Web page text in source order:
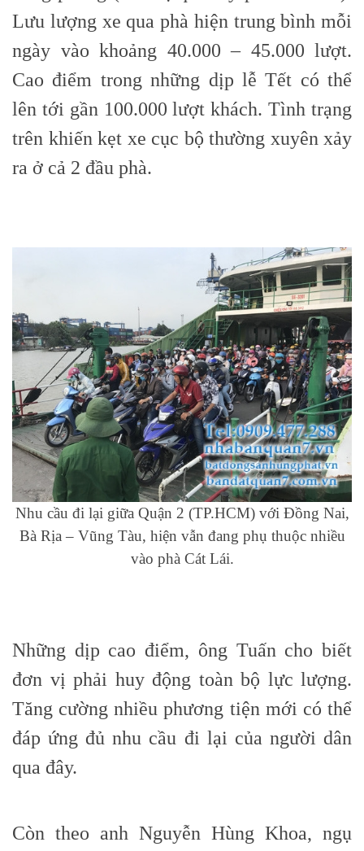
Lưu lượng xe qua phà hiện trung bình mỗi
ngày vào khoảng 40.000 – 45.000 lượt.
Cao điểm trong những dịp lễ Tết có thể
lên tới gần 100.000 lượt khách. Tình trạng
trên khiến kẹt xe cục bộ thường xuyên xảy
ra ở cả 2 đầu phà.
Nhu cầu đi lại giữa Quận 2 (TP.HCM) với Đồng Nai,
Bà Rịa – Vũng Tàu, hiện vẫn đang phụ thuộc nhiều
vào phà Cát Lái.
Những dịp cao điểm, ông Tuấn cho biết
đơn vị phải huy động toàn bộ lực lượng.
Tăng cường nhiều phương tiện mới có thể
đáp ứng đủ nhu cầu đi lại của người dân
qua đây.
Còn theo anh Nguyễn Hùng Khoa, ngụ